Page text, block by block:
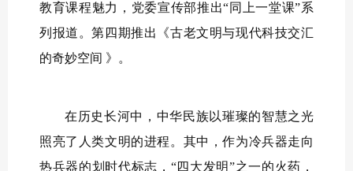
教育课程魅力，党委宣传部推出“同上一堂课”系
列报道。第四期推出《古老文明与现代科技交汇
的奇妙空间 》。
在历史长河中，中华民族以璀璨的智慧之光
照亮了人类文明的进程。其中，作为冷兵器走向
热兵器的划时代标志，“四大发明”之一的火药，